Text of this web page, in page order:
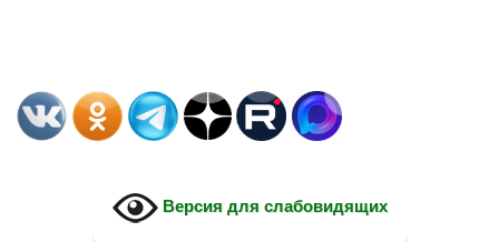
Версия для слабовидящих